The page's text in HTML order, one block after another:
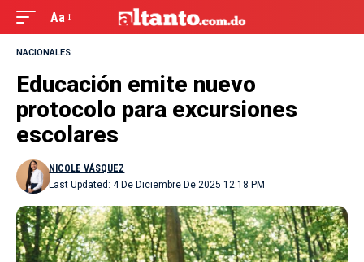
Aa
NACIONALES
Educación emite nuevo
protocolo para excursiones
escolares
Last Updated: 4 De Diciembre De 2025 12:18 PM
NICOLE VÁSQUEZ